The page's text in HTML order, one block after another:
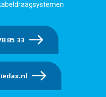
85 33